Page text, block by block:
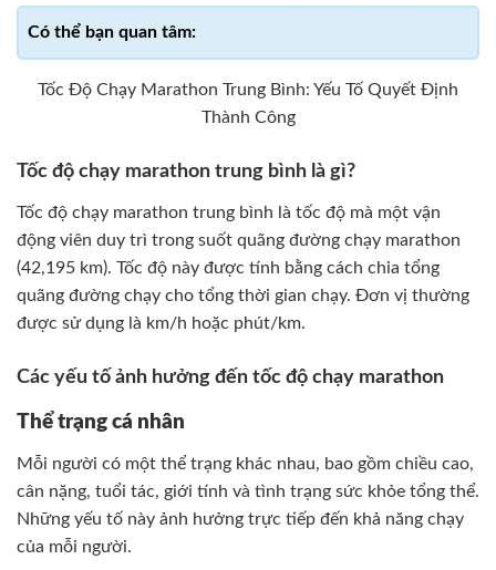
Tốc Độ Chạy Marathon Trung Bình: Yếu Tố Quyết Định
Thành Công
Tốc độ chạy marathon trung bình là gì?
Tốc độ chạy marathon trung bình là tốc độ mà một vận
động viên duy trì trong suốt quãng đường chạy marathon
(42,195 km). Tốc độ này được tính bằng cách chia tổng
quãng đường chạy cho tổng thời gian chạy. Đơn vị thường
được sử dụng là km/h hoặc phút/km.
Các yếu tố ảnh hưởng đến tốc độ chạy marathon
Thể trạng cá nhân
Mỗi người có một thể trạng khác nhau, bao gồm chiều cao,
cân nặng, tuổi tác, giới tính và tình trạng sức khỏe tổng thể.
Những yếu tố này ảnh hưởng trực tiếp đến khả năng chạy
của mỗi người.